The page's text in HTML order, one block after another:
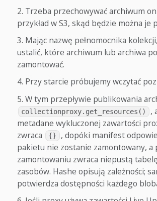
Trzeba przechowywać archiwum
przykład w S3, skąd będzie można je
Mając nazwę pełnomocnika
ustalić, które archiwum lub archiwa
zamontować.
Przy starcie próbujemy wczytać
W tym przepływie publikowania
collectionproxy.get_resources()
,
metadane wykluczonej zawartości
zwraca
{}
, dopóki manifest
pakietu nie zostanie zamontowany, a
zamontowaniu zwraca niepustą
zasobów. Hashe opisują zależności;
potwierdza dostępności każdego